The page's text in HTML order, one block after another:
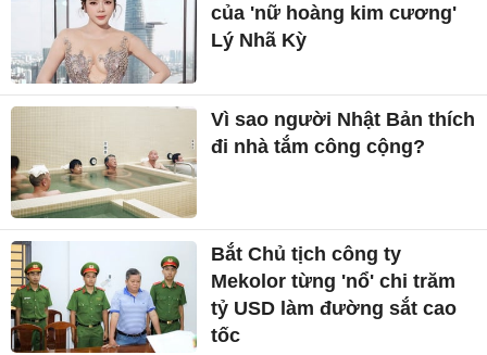
của 'nữ hoàng kim cương'
Lý Nhã Kỳ
Vì sao người Nhật Bản thích
đi nhà tắm công cộng?
Bắt Chủ tịch công ty
Mekolor từng 'nổ' chi trăm
tỷ USD làm đường sắt cao
tốc